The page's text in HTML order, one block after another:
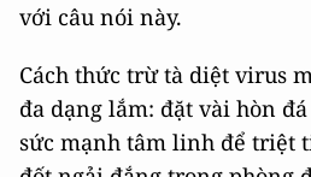
với câu nói này.
Cách thức trừ tà diệt virus
đa dạng lắm: đặt vài hòn
sức mạnh tâm linh để triệt